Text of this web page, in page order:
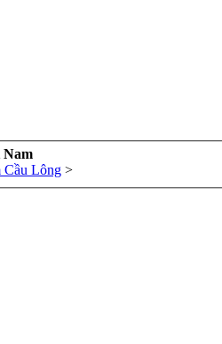
Nam
Cầu Lông >